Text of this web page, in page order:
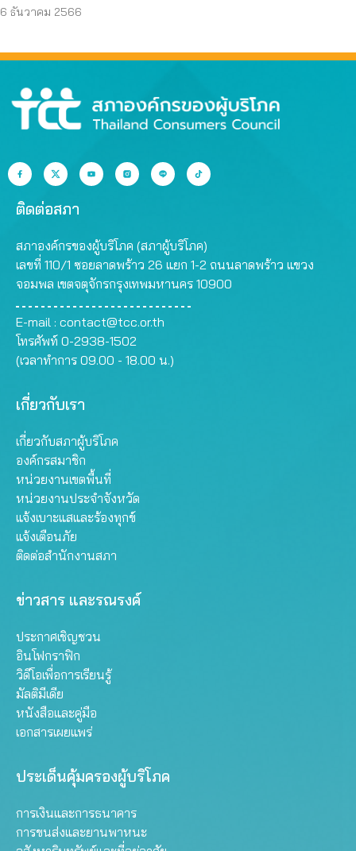
ชักชวนให้ซื้อผลิตภัณฑ์
6 ธันวาคม 2566
ติดต่อสภา
สภาองค์กรของผู้บริโภค (สภาผู้บริโภค)
เลขที่ 110/1 ซอยลาดพร้าว 26 แยก 1-2 ถนนลาดพร้าว แขวง
จอมพล เขตจตุจักรกรุงเทพมหานคร 10900
E-mail : contact@tcc.or.th
โทรศัพท์ 0-2938-1502
(เวลาทำการ 09.00 - 18.00 น.)
เกี่ยวกับเรา
เกี่ยวกับสภาผู้บริโภค
องค์กรสมาชิก
หน่วยงานเขตพื้นที่
หน่วยงานประจำจังหวัด
แจ้งเบาะแสและร้องทุกข์
แจ้งเตือนภัย
ติดต่อสำนักงานสภา
ข่าวสาร และรณรงค์
ประกาศเชิญชวน
อินโฟกราฟิก
วิดีโอเพื่อการเรียนรู้
มัลติมีเดีย
หนังสือและคู่มือ
เอกสารเผยแพร่
ประเด็นคุ้มครองผู้บริโภค
การเงินและการธนาคาร
การขนส่งและยานพาหนะ